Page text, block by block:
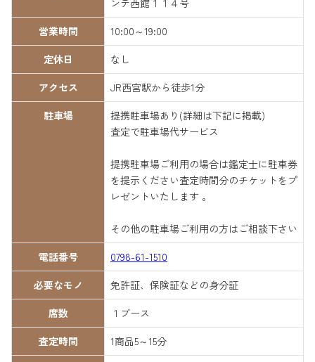
ンテ西館１１４号
営業時間
10:00～19:00
定休日
なし
アクセス
JR西宮駅から徒歩1分
駐車場
提携駐車場あり(詳細は下記に掲載)
査定で駐車場代サービス
提携駐車場ご利用の場合は鑑定士に駐車券
を提示ください査定時間分のチケットをプ
レゼントいたします 。
その他の駐車場ご利用の方はご相談下さい
電話番号
0798-61-1510
必要なモノ
免許証、保険証などの身分証
席数
１ブース
査定時間
1商品5～15分